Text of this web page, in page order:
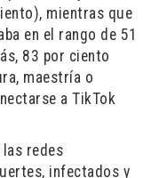
mientras que
en el rango de 51
83 por ciento
maestría o
a TikTok
las redes
infectados y